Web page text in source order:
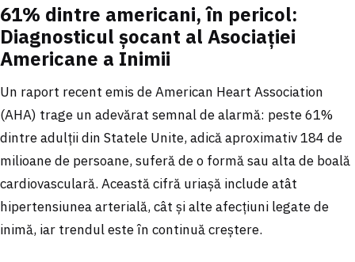
61% dintre americani, în pericol:
Diagnosticul șocant al Asociației
Americane a Inimii
Un raport recent emis de American Heart Association
(AHA) trage un adevărat semnal de alarmă: peste 61%
dintre adulții din Statele Unite, adică aproximativ 184 de
milioane de persoane, suferă de o formă sau alta de boală
cardiovasculară. Această cifră uriașă include atât
hipertensiunea arterială, cât și alte afecțiuni legate de
inimă, iar trendul este în continuă creștere.